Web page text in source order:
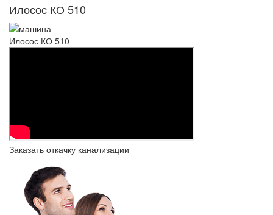
Илосос КО 510
Илосос КО 510
Заказать откачку канализации